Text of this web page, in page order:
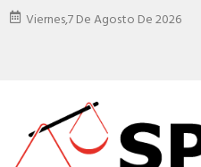
Viernes,7 De Agosto De 2026